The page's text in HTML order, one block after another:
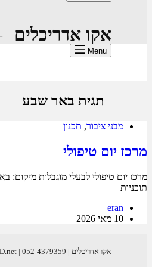
אקו אדריכלים
Menu
תגית באר שבע
מבני ציבור, תכנון
מרכז יום טיפולי
תוכניות
eran
10 מאי 2026
אקו אדריכלים | info@RecoD.net | 052-4379359